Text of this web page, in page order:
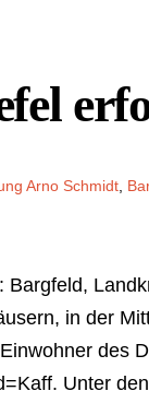
Arno Schmidt,
Bargfeld,
in der
des
Unter